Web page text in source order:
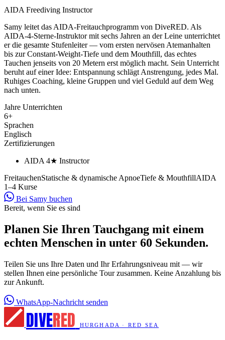
AIDA Freediving Instructor
Samy leitet das AIDA-Freitauchprogramm von DiveRED. Als
AIDA-4-Sterne-Instruktor mit sechs Jahren an der Leine unterrichtet
er die gesamte Stufenleiter — vom ersten nervösen Atemanhalten
bis zur Constant-Weight-Tiefe und dem Mouthfill, das echtes
Tauchen jenseits von 20 Metern erst möglich macht. Sein Unterricht
beruht auf einer Idee: Entspannung schlägt Anstrengung, jedes Mal.
Ruhiges Coaching, kleine Gruppen und viel Geduld auf dem Weg
nach unten.
Jahre Unterrichten
6+
Sprachen
Englisch
Zertifizierungen
AIDA 4★ Instructor
FreitauchenStatische & dynamische ApnoeTiefe & MouthfillAIDA
1–4 Kurse
Bei Samy buchen
Bereit, wenn Sie es sind
Planen Sie Ihren Tauchgang mit einem
echten Menschen in unter 60 Sekunden.
Teilen Sie uns Ihre Daten und Ihr Erfahrungsniveau mit — wir
stellen Ihnen eine persönliche Tour zusammen. Keine Anzahlung bis
zur Ankunft.
WhatsApp-Nachricht senden
DIVERED HURGHADA · RED SEA